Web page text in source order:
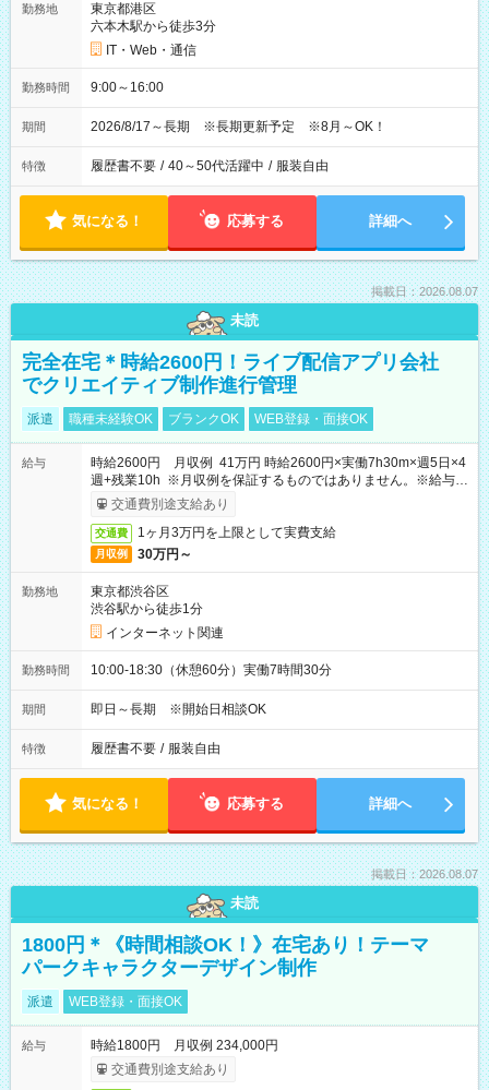
勤務地
東京都港区
六本木駅から徒歩3分
IT・Web・通信
勤務時間 9:00～16:00
期間 2026/8/17～長期 ※長期更新予定 ※8月～OK！
特徴 履歴書不要 / 40～50代活躍中 / 服装自由
気になる！ 応募する 詳細へ
掲載日：2026.08.07
未読
完全在宅＊時給2600円！ライブ配信アプリ会社
でクリエイティブ制作進行管理
派遣 職種未経験OK ブランクOK WEB登録・面接OK
給与
時給2600円 月収例 41万円 時給2600円×実働7h30m×週5日×4
週+残業10h ※月収例を保証するものではありません。※給与即
受取りサービス利用可（利用条件有）
交通費別途支給あり
交通費 1ヶ月3万円を上限として実費支給
月収例 30万円～
勤務地
東京都渋谷区
渋谷駅から徒歩1分
インターネット関連
勤務時間 10:00-18:30（休憩60分）実働7時間30分
期間 即日～長期 ※開始日相談OK
特徴 履歴書不要 / 服装自由
気になる！ 応募する 詳細へ
掲載日：2026.08.07
未読
1800円＊《時間相談OK！》在宅あり！テーマ
パークキャラクターデザイン制作
派遣 WEB登録・面接OK
給与
時給1800円 月収例 234,000円
交通費別途支給あり